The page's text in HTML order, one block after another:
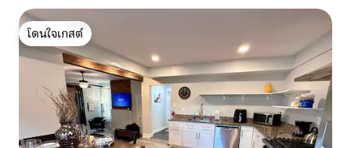
โดนใจเกสต์
โดนใจเกสต์